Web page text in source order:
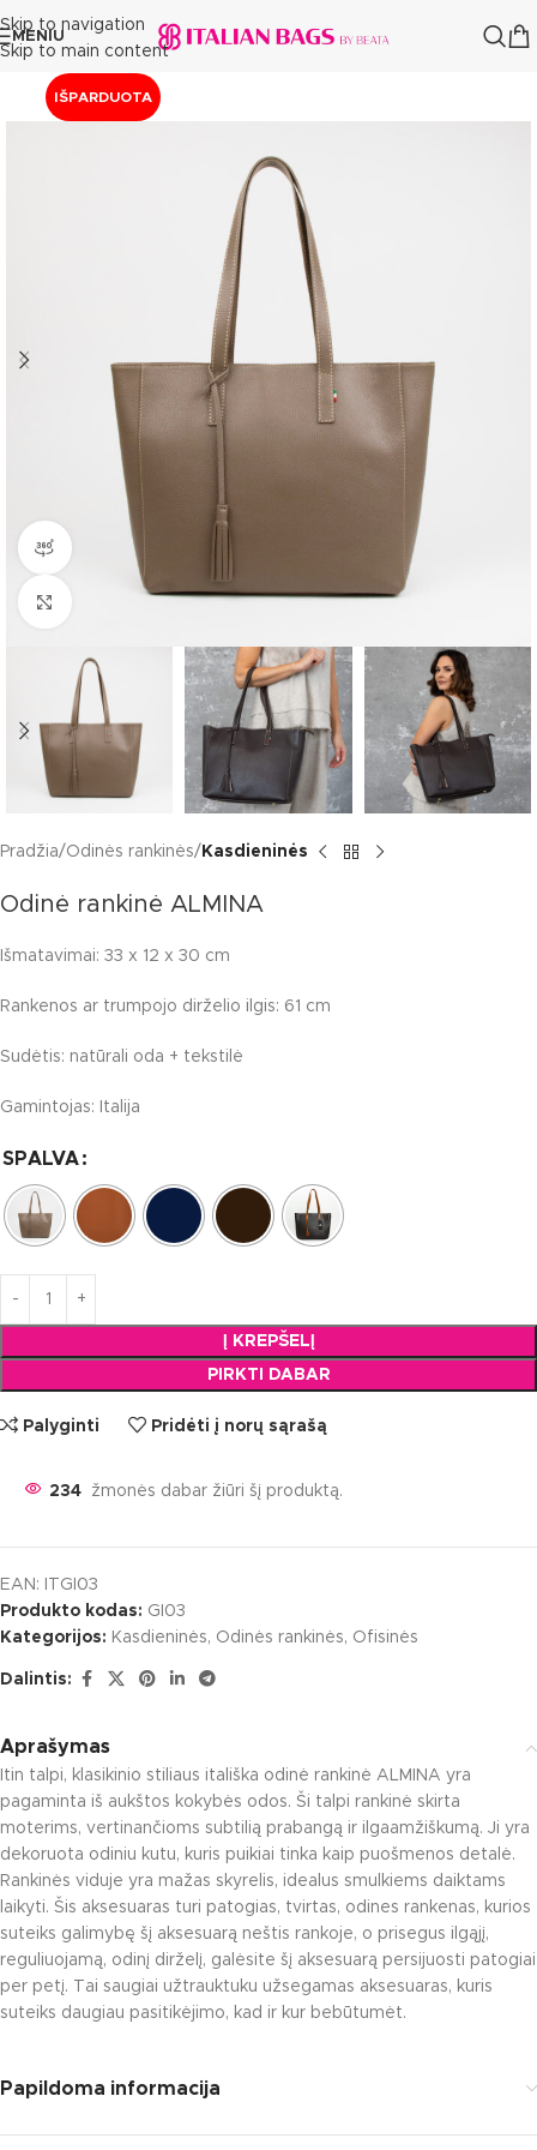
Skip to navigation
Skip to main content
MENIU
IŠPARDUOTA
360 product view
Click to enlarge
Pradžia Odinės rankinės Kasdieninės
Odinė rankinė ALMINA
Išmatavimai: 33 x 12 x 30 cm
Rankenos ar trumpojo dirželio ilgis: 61 cm
Sudėtis: natūrali oda + tekstilė
Gamintojas: Italija
SPALVA
Į KREPŠELĮ
PIRKTI DABAR
Palyginti Pridėti į norų sąrašą
234 žmonės dabar žiūri šį produktą.
EAN:
ITGI03
Produkto kodas: GI03
Kategorijos: Kasdieninės, Odinės rankinės, Ofisinės
Dalintis:
Aprašymas
Itin talpi, klasikinio stiliaus itališka odinė rankinė ALMINA yra
pagaminta iš aukštos kokybės odos. Ši talpi rankinė skirta
moterims, vertinančioms subtilią prabangą ir ilgaamžiškumą. Ji yra
dekoruota odiniu kutu, kuris puikiai tinka kaip puošmenos detalė.
Rankinės viduje yra mažas skyrelis, idealus smulkiems daiktams
laikyti. Šis aksesuaras turi patogias, tvirtas, odines rankenas, kurios
suteiks galimybę šį aksesuarą neštis rankoje, o prisegus ilgąjį,
reguliuojamą, odinį dirželį, galėsite šį aksesuarą persijuosti patogiai
per petį. Tai saugiai užtrauktuku užsegamas aksesuaras, kuris
suteiks daugiau pasitikėjimo, kad ir kur bebūtumėt.
Papildoma informacija